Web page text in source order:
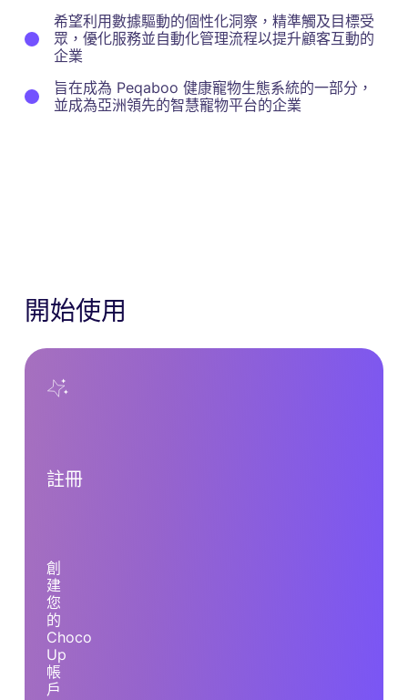
希望利用數據驅動的個性化洞察，精準觸及目標受
眾，優化服務並自動化管理流程以提升顧客互動的
企業
旨在成為 Peqaboo 健康寵物生態系統的一部分，
並成為亞洲領先的智慧寵物平台的企業
開始使用
註冊
創
建
您
的
Choco
Up
帳
戶